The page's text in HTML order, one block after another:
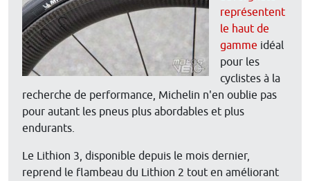
représentent
le haut de
gamme idéal
pour les
cyclistes à la
recherche de performance, Michelin n'en oublie pas
pour autant les pneus plus abordables et plus
endurants.
Le Lithion 3, disponible depuis le mois dernier,
reprend le flambeau du Lithion 2 tout en améliorant